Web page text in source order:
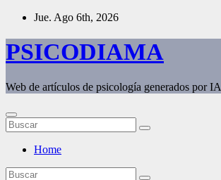
Saltar
contenido
Jue. Ago 6th, 2026
PSICODIAMA
Web de artículos de psicología generados por IA
Home